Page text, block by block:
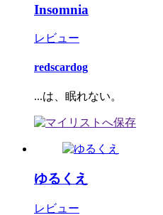
Insomnia
レビュー
redscardog
...は、眠れない。
ゆるくえ
レビュー